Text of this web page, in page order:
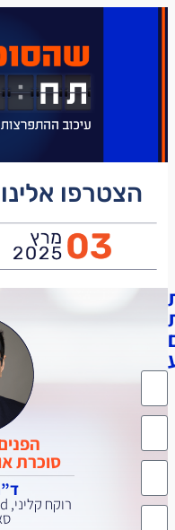
הצטרפו
סוכרת
רוקח קליני, Country Medical Lead